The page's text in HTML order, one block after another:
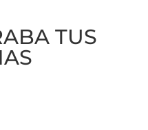
TUS